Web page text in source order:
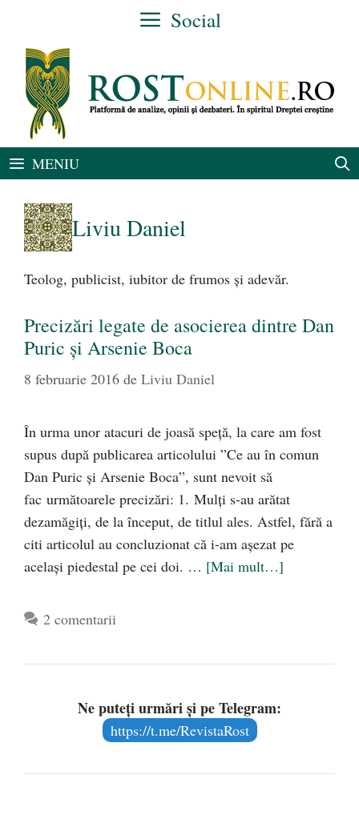
conținut
Social
MENIU
Liviu Daniel
Teolog, publicist, iubitor de frumos şi adevăr.
Precizări legate de asocierea dintre Dan
Puric şi Arsenie Boca
8 februarie 2016 de Liviu Daniel
În urma unor atacuri de joasă speţă, la care am fost
supus după publicarea articolului ”Ce au în comun
Dan Puric și Arsenie Boca”, sunt nevoit să
fac următoarele precizări: 1. Mulţi s-au arătat
dezamăgiţi, de la început, de titlul ales. Astfel, fără a
citi articolul au concluzionat că i-am aşezat pe
acelaşi piedestal pe cei doi. … [Mai mult…]
2 comentarii
Ne puteți urmări și pe Telegram:
https://t.me/RevistaRost